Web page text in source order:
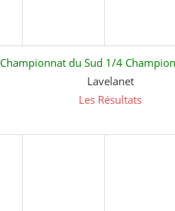
Championnat du Sud 1/4
Lavelanet
Les Résultats